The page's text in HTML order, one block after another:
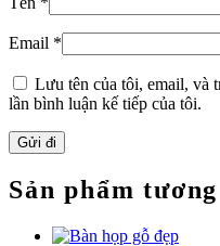
Email *
Lưu tên của tôi, email, và
lần bình luận kế tiếp của tôi.
Sản phẩm